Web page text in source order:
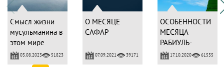
Смысл жизни
мусульманина в
этом мире
03.08.2023 51823
О МЕСЯЦЕ
САФАР
07.09.2021 39171
ОСОБЕННОСТИ
МЕСЯЦА
РАБИУЛЬ-
АВВАЛЬ
17.10.2020 61555